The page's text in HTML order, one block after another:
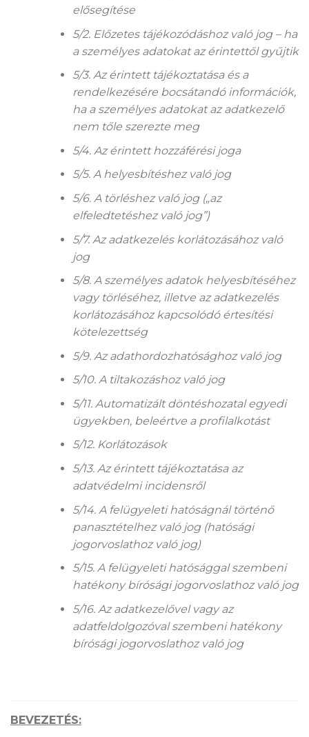
elősegítése
5/2. Előzetes tájékozódáshoz való jog – ha
a személyes adatokat az érintettől gyűjtik
5/3. Az érintett tájékoztatása és a
rendelkezésére bocsátandó információk,
ha a személyes adatokat az adatkezelő
nem tőle szerezte meg
5/4. Az érintett hozzáférési joga
5/5. A helyesbítéshez való jog
5/6. A törléshez való jog („az
elfeledtetéshez való jog”)
5/7. Az adatkezelés korlátozásához való
jog
5/8. A személyes adatok helyesbítéséhez
vagy törléséhez, illetve az adatkezelés
korlátozásához kapcsolódó értesítési
kötelezettség
5/9. Az adathordozhatósághoz való jog
5/10. A tiltakozáshoz való jog
5/11. Automatizált döntéshozatal egyedi
ügyekben, beleértve a profilalkotást
5/12. Korlátozások
5/13. Az érintett tájékoztatása az
adatvédelmi incidensről
5/14. A felügyeleti hatóságnál történő
panasztételhez való jog (hatósági
jogorvoslathoz való jog)
5/15. A felügyeleti hatósággal szembeni
hatékony bírósági jogorvoslathoz való jog
5/16. Az adatkezelővel vagy az
adatfeldolgozóval szembeni hatékony
bírósági jogorvoslathoz való jog
BEVEZETÉS: